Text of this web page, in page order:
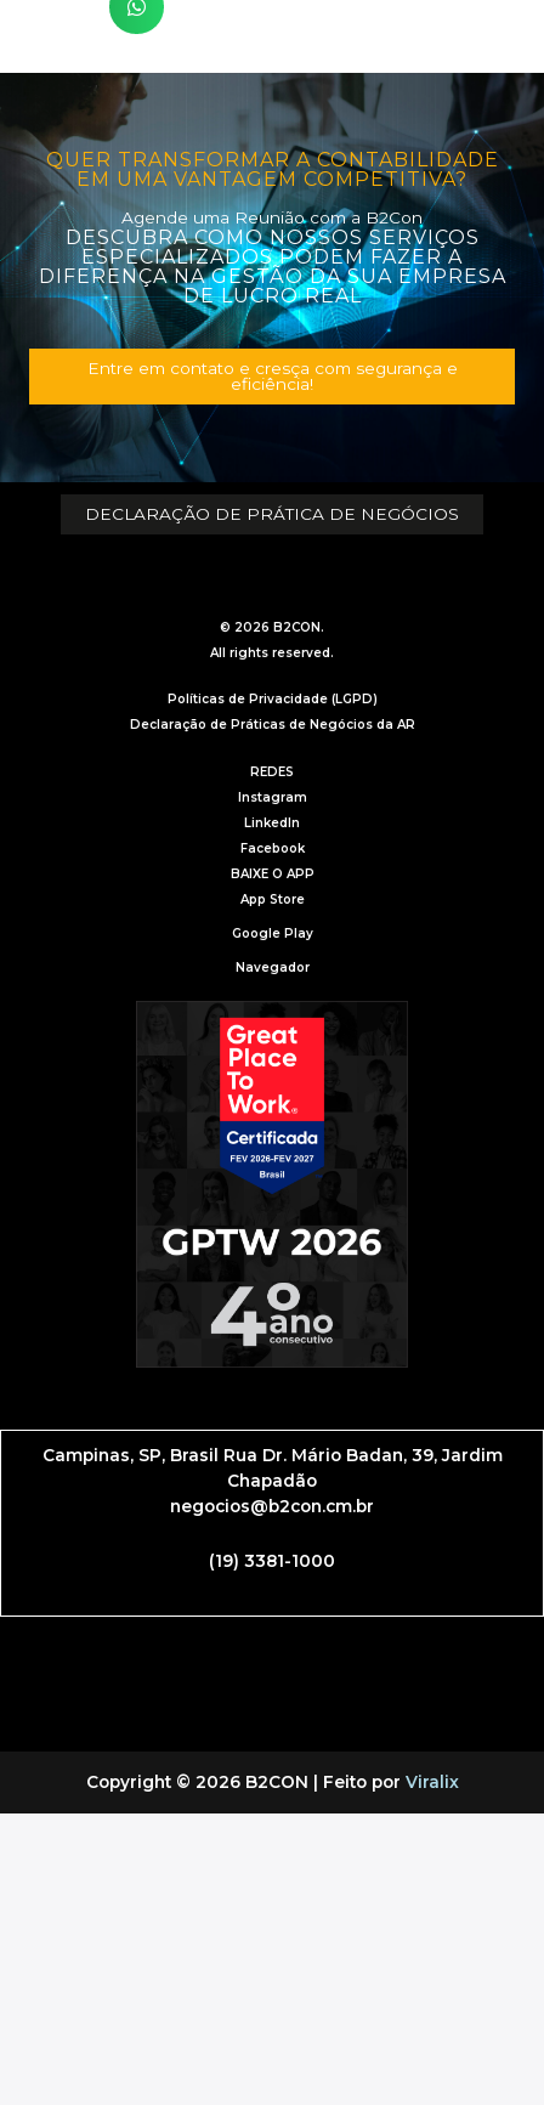
QUER TRANSFORMAR A CONTABILIDADE
EM UMA VANTAGEM COMPETITIVA?
Agende uma Reunião com a B2Con
DESCUBRA COMO NOSSOS SERVIÇOS
ESPECIALIZADOS PODEM FAZER A
DIFERENÇA NA GESTÃO DA SUA EMPRESA
DE LUCRO REAL
Entre em contato e cresça com segurança e
eficiência!
DECLARAÇÃO DE PRÁTICA DE NEGÓCIOS
© 2026 B2CON.
All rights reserved.
Políticas de Privacidade (LGPD)
Declaração de Práticas de Negócios da AR
REDES
Instagram
LinkedIn
Facebook
BAIXE O APP
App Store
Google Play
Navegador
Campinas, SP, Brasil
Rua Dr. Mário Badan, 39, Jardim
Chapadão
negocios@b2con.cm.br
(19) 3381-1000
Copyright © 2026 B2CON | Feito por Viralix